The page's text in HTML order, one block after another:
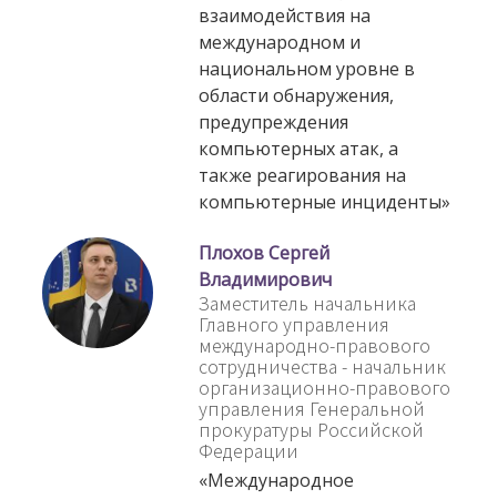
взаимодействия на
международном и
национальном уровне в
области обнаружения,
предупреждения
компьютерных атак, а
также реагирования на
компьютерные инциденты»
Плохов Сергей
Владимирович
Заместитель начальника
Главного управления
международно-правового
сотрудничества - начальник
организационно-правового
управления Генеральной
прокуратуры Российской
Федерации
«Международное